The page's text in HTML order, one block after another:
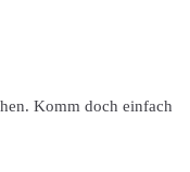
Komm doch einfach